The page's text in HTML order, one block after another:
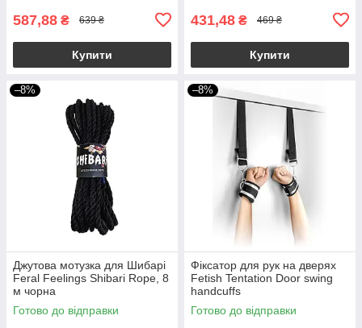
587,88 ₴ 639 ₴
Купити
431,48 ₴ 469 ₴
Купити
–8%
Джутова мотузка для Шибарі
Feral Feelings Shibari Rope, 8
м чорна
Готово до відправки
–8%
Фіксатор для рук на дверях
Fetish Tentation Door swing
handcuffs
Готово до відправки